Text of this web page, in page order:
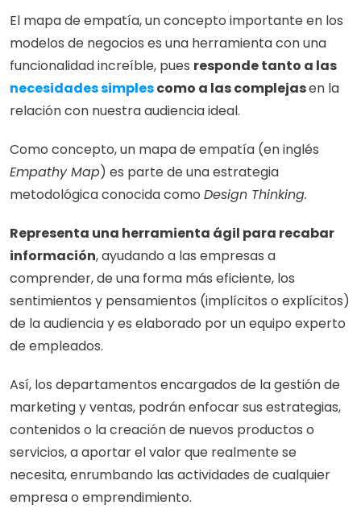
El mapa de empatía, un concepto importante en los
modelos de negocios es una herramienta con una
funcionalidad increíble, pues
necesidades simples como a las complejas en la
relación con nuestra audiencia ideal.
Empathy Map) es parte de una estrategia
metodológica conocida como Design Thinking.
Representa una herramienta ágil para recabar
información, ayudando a las empresas a
comprender, de una forma más eficiente, los
sentimientos y pensamientos (implícitos o explícitos)
de la audiencia y es elaborado por un equipo experto
de empleados.
Así, los departamentos encargados de la gestión de
marketing y ventas, podrán enfocar sus estrategias,
contenidos o la creación de nuevos productos o
servicios, a aportar el valor que realmente se
necesita, enrumbando las actividades de cualquier
empresa o emprendimiento.